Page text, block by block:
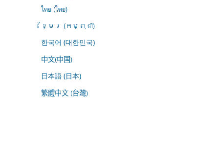
ไทย (ไทย)
ខ្មែរ (កម្ពុជា)
한국어 (대한민국)
中文(中国)
日本語 (日本)
繁體中文 (台灣)